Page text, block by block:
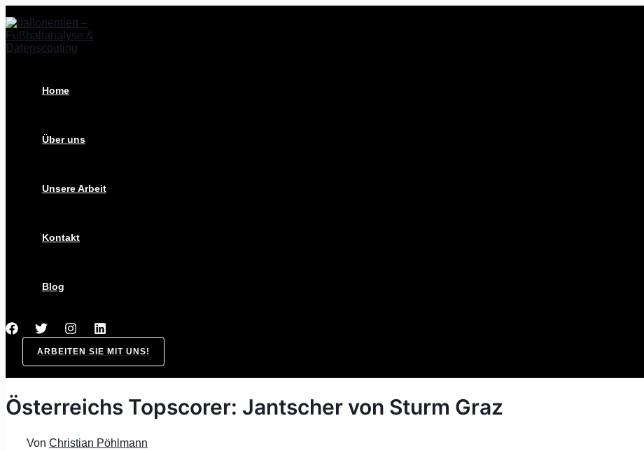
Zum
Inhalt
springen
Home
Über uns
Unsere Arbeit
Kontakt
Blog
ARBEITEN SIE MIT UNS!
Österreichs Topscorer: Jantscher von Sturm Graz
Von Christian Pöhlmann
Post
navigation